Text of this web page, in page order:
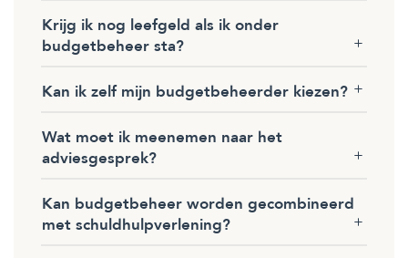
Krijg ik nog leefgeld als ik onder
budgetbeheer sta?
Kan ik zelf mijn budgetbeheerder kiezen?
Wat moet ik meenemen naar het
adviesgesprek?
Kan budgetbeheer worden gecombineerd
met schuldhulpverlening?